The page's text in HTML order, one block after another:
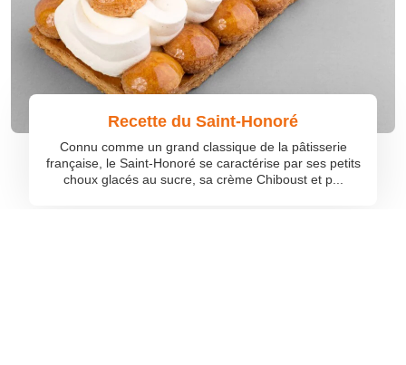
Recette du Saint-Honoré
Connu comme un grand classique de la pâtisserie
française, le Saint-Honoré se caractérise par ses petits
choux glacés au sucre, sa crème Chiboust et p...